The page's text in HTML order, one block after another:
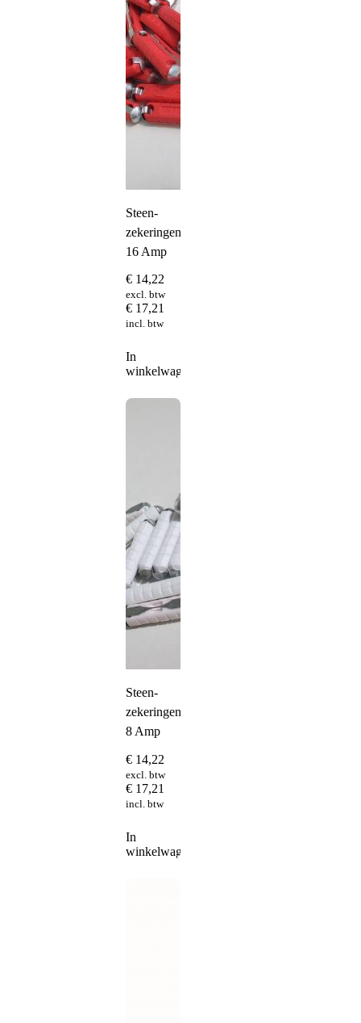
Steen-
zekeringen
16 Amp
€ 14,22
excl. btw
€ 17,21
incl. btw
In
winkelwagen
Steen-
zekeringen
8 Amp
€ 14,22
excl. btw
€ 17,21
incl. btw
In
winkelwagen